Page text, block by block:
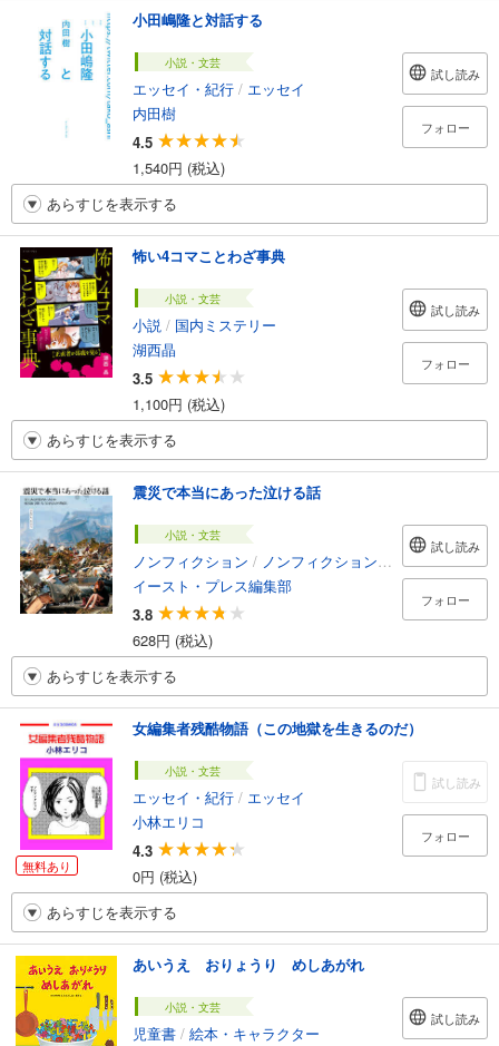
小田嶋隆と対話する
小説・文芸
エッセイ・紀行 / エッセイ
内田樹
4.5
1,540円 (税込)
試し読み
フォロー
あらすじを表示する
怖い4コマことわざ事典
小説・文芸
小説 / 国内ミステリー
湖西晶
3.5
1,100円 (税込)
試し読み
フォロー
あらすじを表示する
震災で本当にあった泣ける話
小説・文芸
ノンフィクション / ノンフィクション・ドキュメンタリー
イースト・プレス編集部
3.8
628円 (税込)
試し読み
フォロー
あらすじを表示する
無料あり
女編集者残酷物語（この地獄を生きるのだ）
小説・文芸
エッセイ・紀行 / エッセイ
小林エリコ
4.3
0円 (税込)
試し読み
フォロー
あらすじを表示する
あいうえ おりょうり めしあがれ
小説・文芸
児童書 / 絵本・キャラクター
試し読み